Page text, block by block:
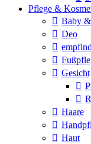
Pflege &
Baby
Deo
Gesicht
Haare
Haut